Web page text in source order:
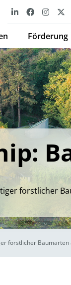
Förderung
forstlicher
forstlicher